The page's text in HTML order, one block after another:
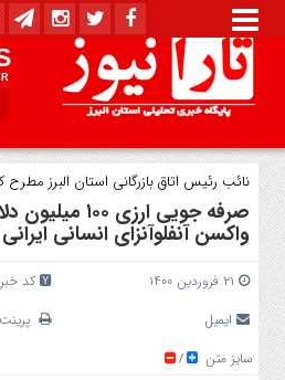
نائب رئیس اتاق بازرگانی استان البرز مطرح
صرفه جویی ارزی
واکسن آنفلوآنزای انسانی ایرانی
۲۱ فروردین ۱۴۰۰
کد خبر 13451
ایمیل
پرینت
سایز متن
/